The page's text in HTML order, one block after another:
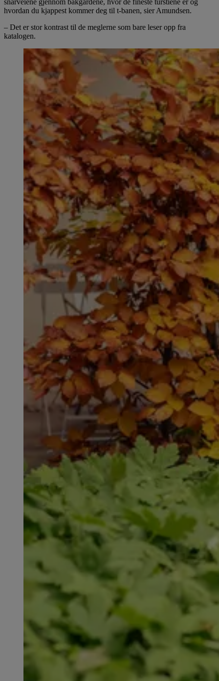
hvordan du kjappest kommer deg til t-banen, sier Amundsen.
– Det er stor kontrast til de meglerne som bare leser opp fra
katalogen.